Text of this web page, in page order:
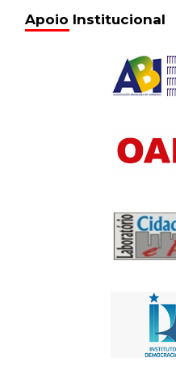
Apoio Institucional